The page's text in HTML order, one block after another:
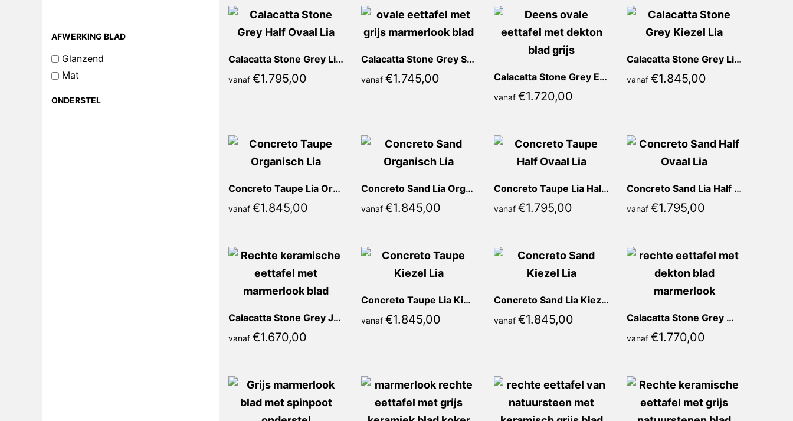
Calacatta Stone Grey Lia Half ovaal
vanaf €1.795,00
Calacatta Stone Grey Sofia Ovaal
vanaf €1.745,00 Calacatta Stone Grey Elena Deens Ovaal
vanaf €1.720,00
Calacatta Stone Grey Lia Kiezel
vanaf €1.845,00
Concreto Taupe Lia Organisch
vanaf €1.845,00
Concreto Sand Lia Organisch
vanaf €1.845,00
Concreto Taupe Lia Half ovaal
vanaf €1.795,00
Concreto Sand Lia Half ovaal
vanaf €1.795,00
Calacatta Stone Grey Jolanda Recht
vanaf €1.670,00
Concreto Taupe Lia Kiezel
vanaf €1.845,00
Concreto Sand Lia Kiezel
vanaf €1.845,00 Calacatta Stone Grey Mirella Recht
vanaf €1.770,00
AFWERKING BLAD
Glanzend
Mat
ONDERSTEL